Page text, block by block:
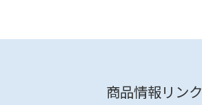
商品情報リンク